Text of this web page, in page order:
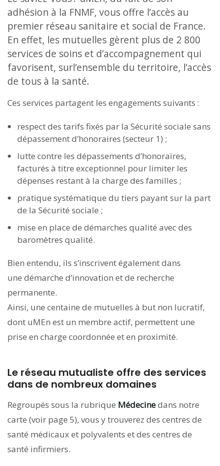
adhésion à la FNMF, vous offre l’accès au
premier réseau sanitaire et social de France.
En effet, les mutuelles gèrent plus de 2 800
services de soins et d’accompagnement qui
favorisent, surl’ensemble du territoire, l’accès
de tous à la santé.
Ces services partagent les engagements suivants :
respect des tarifs fixés par la Sécurité sociale sans
dépassement d’honoraires (secteur 1) ;
lutte contre les dépassements d’honoraires,
facturés à titre exceptionnel pour limiter les
dépenses restant à la charge des familles ;
pratique systématique du tiers payant sur la part
de la Sécurité sociale ;
mise en place de démarches qualité avec des
baromètres qualité.
Bien entendu, ils s’inscrivent également dans
une démarche d’innovation et de recherche
permanente.
Ainsi, une centaine de mutuelles à but non lucratif,
dont uMEn est un membre actif, permettent une
prise en charge coordonnée et en proximité.
Le réseau mutualiste offre des services
dans de nombreux domaines
Regroupés sous la rubrique Médecinedans notre
carte (voir page 5), vous y trouverez des centres de
santé médicaux et polyvalents et des centres de
santé infirmiers.